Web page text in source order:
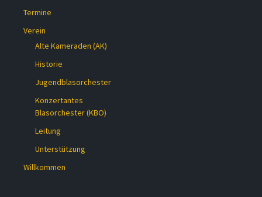
Termine
Verein
Alte Kameraden (AK)
Historie
Jugendblasorchester
Konzertantes
Blasorchester (KBO)
Leitung
Unterstützung
Willkommen